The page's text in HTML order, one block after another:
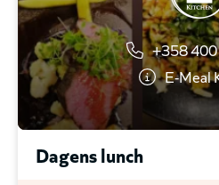
13.90€
Halloumi MåltidMed Mattas
("halloumi"), E-Meal aioli,
tomat,sallad och pommes
13.90€
Chevre Måltid
+358
E-Meal
Dagens lunch